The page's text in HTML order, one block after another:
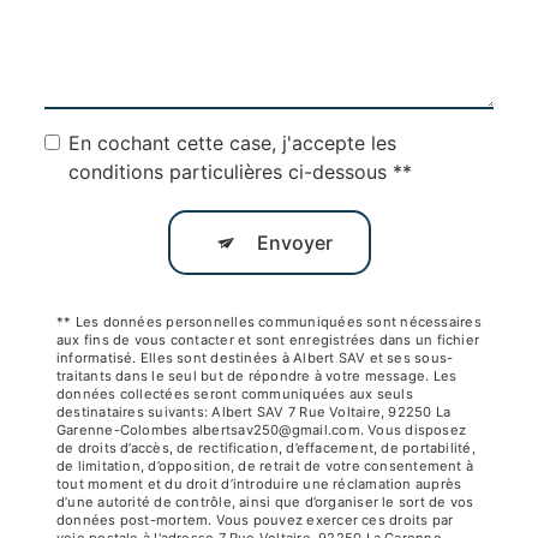
En cochant cette case, j'accepte les
conditions particulières ci-dessous **
Envoyer
** Les données personnelles communiquées sont nécessaires
aux fins de vous contacter et sont enregistrées dans un fichier
informatisé. Elles sont destinées à Albert SAV et ses sous-
traitants dans le seul but de répondre à votre message. Les
données collectées seront communiquées aux seuls
destinataires suivants: Albert SAV 7 Rue Voltaire, 92250 La
Garenne-Colombes albertsav250@gmail.com. Vous disposez
de droits d’accès, de rectification, d’effacement, de portabilité,
de limitation, d’opposition, de retrait de votre consentement à
tout moment et du droit d’introduire une réclamation auprès
d’une autorité de contrôle, ainsi que d’organiser le sort de vos
données post-mortem. Vous pouvez exercer ces droits par